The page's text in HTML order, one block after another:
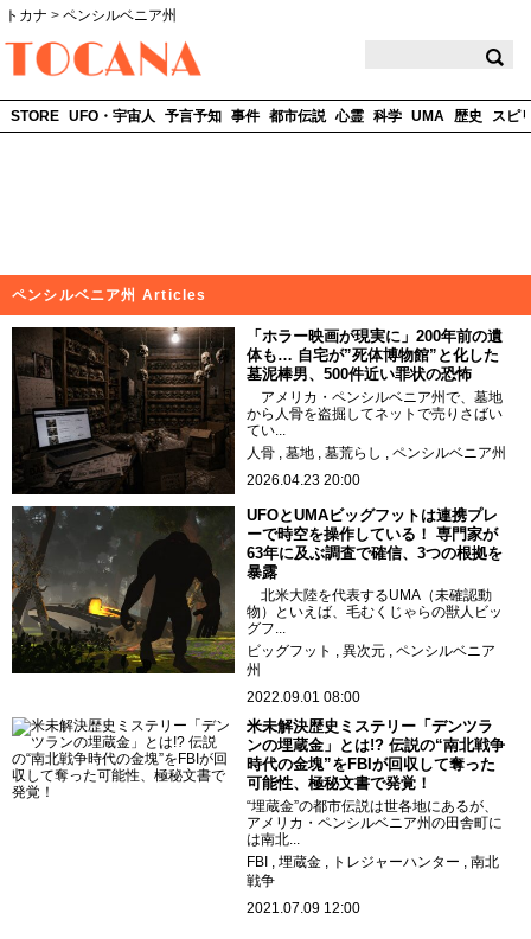
トカナ > ペンシルベニア州
STORE UFO・宇宙人 予言予知 事件 都市伝説 心霊 科学 UMA 歴史 スピ
ペンシルベニア州 Articles
「ホラー映画が現実に」200年前の遺
体も… 自宅が”死体博物館”と化した
墓泥棒男、500件近い罪状の恐怖
アメリカ・ペンシルベニア州で、墓地
から人骨を盗掘してネットで売りさばい
てい...
人骨
墓地 墓荒らし
ペンシルベニア州
2026.04.23 20:00
UFOとUMAビッグフットは連携プレ
ーで時空を操作している！ 専門家が
63年に及ぶ調査で確信、3つの根拠を
暴露
北米大陸を代表するUMA（未確認動
物）といえば、毛むくじゃらの獣人ビッ
グフ...
ビッグフット
異次元
ペンシルベニア
州
2022.09.01 08:00
米未解決歴史ミステリー「デンツラ
ンの埋蔵金」とは!? 伝説の“南北戦争
時代の金塊”をFBIが回収して奪った
可能性、極秘文書で発覚！
“埋蔵金”の都市伝説は世各地にあるが、
アメリカ・ペンシルベニア州の田舎町に
は南北...
FBI
埋蔵金 トレジャーハンター
南北
戦争
2021.07.09 12:00